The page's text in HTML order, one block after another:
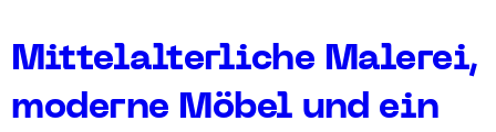
Mittelalterliche Malerei,
moderne Möbel und ein